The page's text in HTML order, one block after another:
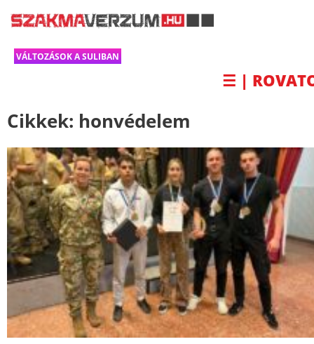
VÁLTOZÁSOK A SULIBAN
☰ |
Cikkek: honvédelem